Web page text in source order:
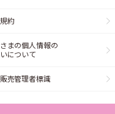
約
まの個人情報の
について
売管理者標識